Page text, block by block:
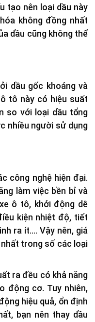
tạo nên loại dầu này
không đồng nhất
dầu cũng không thể
dầu gốc khoáng và
tô này có hiệu suất
so với loại dầu tổng
nhiều người sử dụng
công nghệ hiện đại.
làm việc bền bỉ và
ô tô, khởi động dễ
kiện nhiệt độ, tiết
ra ít…. Vậy nên, giá
trong số các loại
ra đều có khả năng
động cơ. Tuy nhiên,
hiệu quả, ổn định
bạn nên thay dầu